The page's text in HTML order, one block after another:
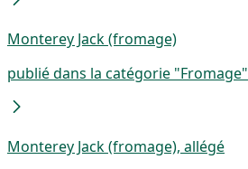
Monterey Jack (fromage)
publié dans la catégorie "Fromage"
Monterey Jack (fromage), allégé